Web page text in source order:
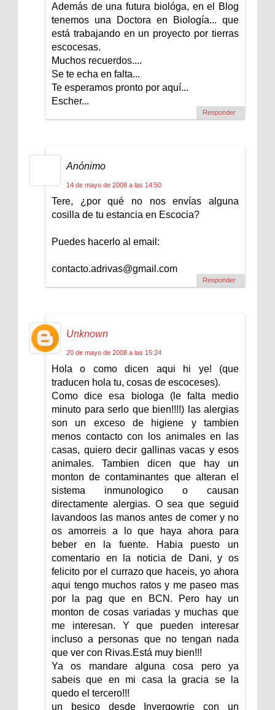
Además de una futura biológa, en el Blog
tenemos una Doctora en Biología... que
está trabajando en un proyecto por tierras
escocesas.
Muchos recuerdos....
Se te echa en falta...
Te esperamos pronto por aquí...
Escher...
Responder
Anónimo
14 de mayo de 2008 a las 14:50
Tere, ¿por qué no nos envías alguna
cosilla de tu estancia en Escocia?
Puedes hacerlo al email:
contacto.adrivas@gmail.com
Responder
Unknown
20 de mayo de 2008 a las 15:24
Hola o como dicen aqui hi ye! (que
traducen hola tu, cosas de escoceses).
Como dice esa biologa (le falta medio
minuto para serlo que bien!!!!) las alergias
son un exceso de higiene y tambien
menos contacto con los animales en las
casas, quiero decir gallinas vacas y esos
animales. Tambien dicen que hay un
monton de contaminantes que alteran el
sistema inmunologico o causan
directamente alergias. O sea que seguid
lavandoos las manos antes de comer y no
os amorreis a lo que haya ahora para
beber en la fuente. Habia puesto un
comentario en la noticia de Dani, y os
felicito por el currazo que haceis, yo ahora
aqui tengo muchos ratos y me paseo mas
por la pag que en BCN. Pero hay un
monton de cosas variadas y muchas que
me interesan. Y que pueden interesar
incluso a personas que no tengan nada
que ver con Rivas.Está muy bien!!!
Ya os mandare alguna cosa pero ya
sabeis que en mi casa la gracia se la
quedo el tercero!!!
un besico desde Invergowrie con un